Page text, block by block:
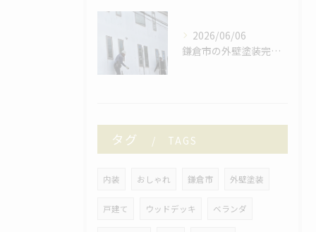
2026/06/06
鎌倉市の外壁塗装完了しました！
タグ TAGS
内装 おしゃれ 鎌倉市 外壁塗装
戸建て ウッドデッキ ベランダ